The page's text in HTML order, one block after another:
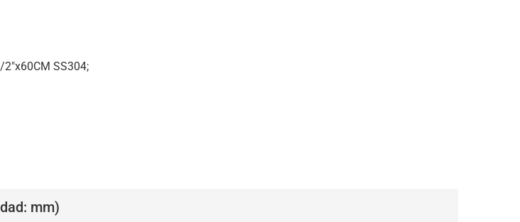
SS304;
mm)